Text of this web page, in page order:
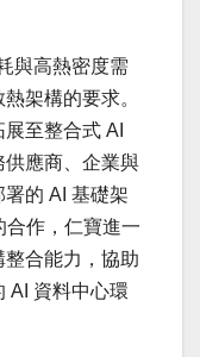
與高熱密度需
架構的要求。
至整合式 AI
應商、企業與
的 AI 基礎架
合作，仁寶進一
合能力，協助
AI 資料中心環